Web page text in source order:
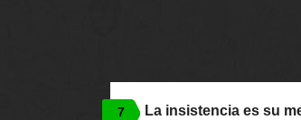
7 La insistencia es su